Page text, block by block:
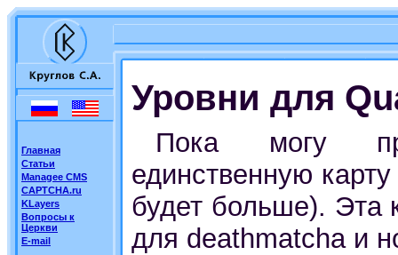
Главная
Статьи
Managee CMS
CAPTCHA.ru
KLayers
Вопросы к
Церкви
E-mail
Уровни для
Пока могу
единственную
будет больше). Эта
для deathmatchа и